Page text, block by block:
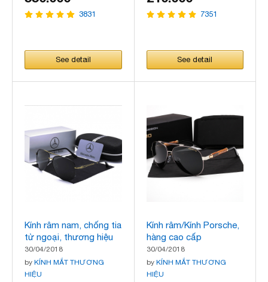
3831
See detail
7351
See detail
Kính râm nam, chống tia
tử ngoại, thương hiệu
Mercedes-Benz
30/04/2018
by KÍNH MẮT THƯƠNG
HIỆU
Kính râm/Kính Porsche,
hàng cao cấp
30/04/2018
by KÍNH MẮT THƯƠNG
HIỆU